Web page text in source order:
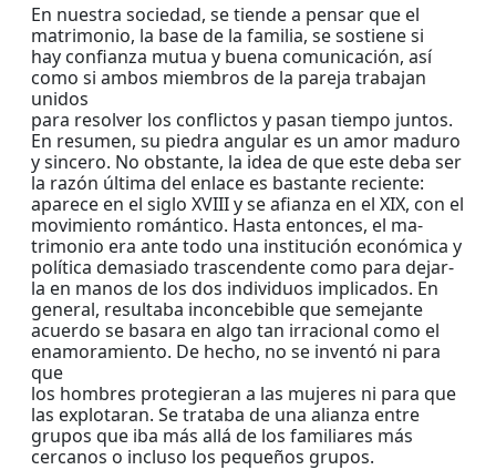
En nuestra sociedad, se tiende a pensar que el
matrimonio, la base de la familia, se sostiene si
hay confianza mutua y buena comunicación, así
como si ambos miembros de la pareja trabajan
unidos
para resolver los conflictos y pasan tiempo juntos.
En resumen, su piedra angular es un amor maduro
y sincero. No obstante, la idea de que este deba ser
la razón última del enlace es bastante reciente:
aparece en el siglo XVIII y se afianza en el XIX, con el
movimiento romántico. Hasta entonces, el ma-
trimonio era ante todo una institución económica y
política demasiado trascendente como para dejar-
la en manos de los dos individuos implicados. En
general, resultaba inconcebible que semejante
acuerdo se basara en algo tan irracional como el
enamoramiento. De hecho, no se inventó ni para
que
los hombres protegieran a las mujeres ni para que
las explotaran. Se trataba de una alianza entre
grupos que iba más allá de los familiares más
cercanos o incluso los pequeños grupos.